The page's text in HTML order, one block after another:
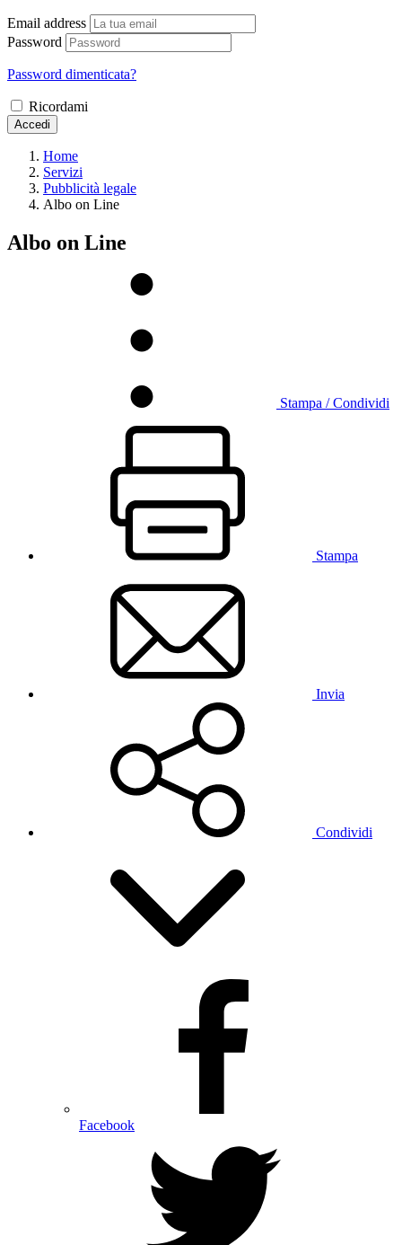
Email address
Password
Password dimenticata?
Ricordami
Accedi
Home
Servizi
Pubblicità legale
Albo on Line
Albo on Line
Stampa / Condividi
Stampa
Invia
Condividi
Facebook